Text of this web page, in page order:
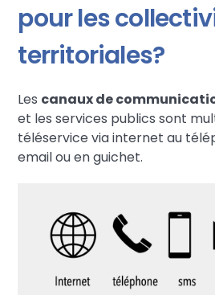
pour les
territoriales?
Les canaux de
et les services publics sont
téléservice via internet au
email ou en guichet.